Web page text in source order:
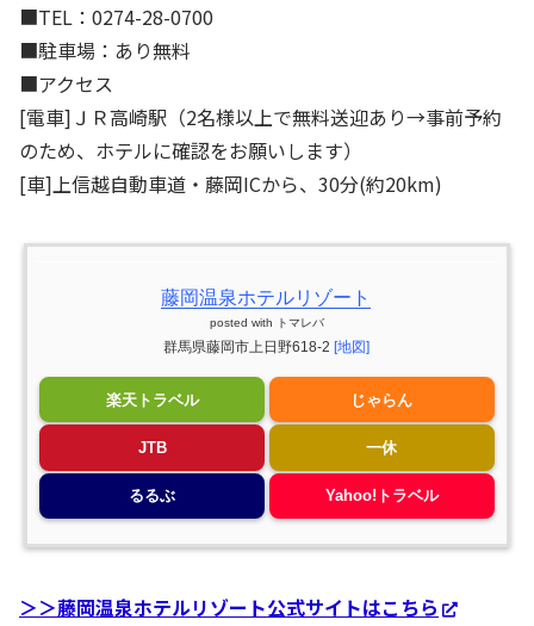
■TEL：0274-28-0700
■駐車場：あり無料
■アクセス
[電車]ＪＲ高崎駅（2名様以上で無料送迎あり→事前予約
のため、ホテルに確認をお願いします）
[車]上信越自動車道・藤岡ICから、30分(約20km)
藤岡温泉ホテルリゾート
posted with トマレバ
群馬県藤岡市上日野618-2 [地図]
楽天トラベル じゃらん
JTB 一休
るるぶ Yahoo!トラベル
＞＞藤岡温泉ホテルリゾート公式サイトはこちら